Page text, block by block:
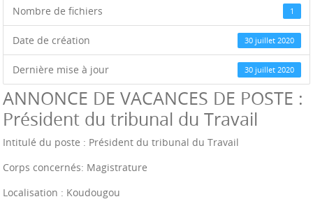
Nombre de fichiers 1
Date de création 30 juillet 2020
Dernière mise à jour 30 juillet 2020
ANNONCE DE VACANCES DE POSTE :
Président du tribunal du Travail
Intitulé du poste : Président du tribunal du Travail
Corps concernés: Magistrature
Localisation : Koudougou